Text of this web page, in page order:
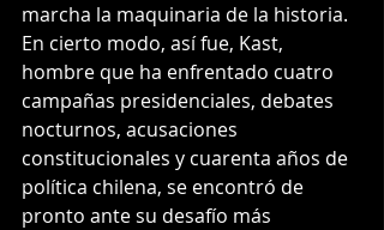
marcha la maquinaria de la historia.
En cierto modo, así fue, Kast,
hombre que ha enfrentado cuatro
campañas presidenciales, debates
nocturnos, acusaciones
constitucionales y cuarenta años de
política chilena, se encontró de
pronto ante su desafío más